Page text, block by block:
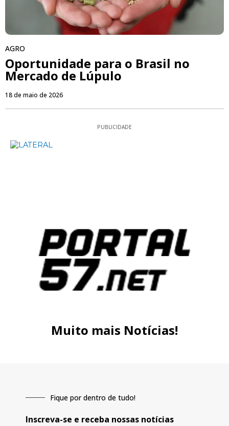
AGRO
Oportunidade para o Brasil no
Mercado de Lúpulo
18 de maio de 2026
PUBLICIDADE
Muito mais Notícias!
Fique por dentro de tudo!
Inscreva-se e receba nossas notícias